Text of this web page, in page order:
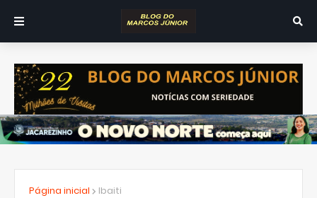
Página inicial Ibaiti